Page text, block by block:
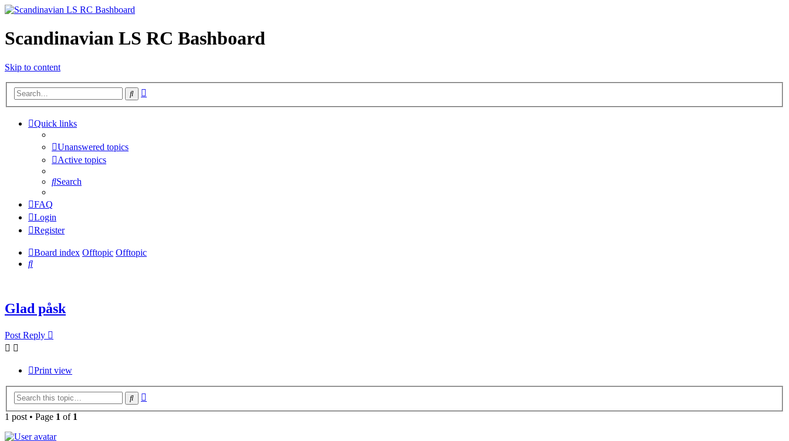
Scandinavian LS RC Bashboard
Skip to content
Search
Quick links
Unanswered topics
Active topics
Search
FAQ
Login
Register
Board index Offtopic Offtopic
Search
Glad påsk
Post Reply
Print view
Search
1 post • Page 1 of 1